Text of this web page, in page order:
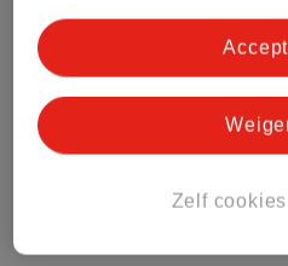
Bestel & Bezorginformatie
Bekijk ook
Zelf